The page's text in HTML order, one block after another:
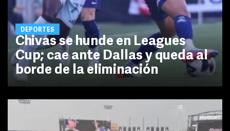
DEPORTES
Chivas se hunde en Leagues
Cup; cae ante Dallas y queda al
borde de la eliminación